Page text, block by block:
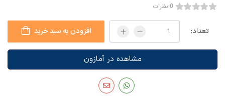
0 نظرات
تعداد: افزودن به سبد خرید
مشاهده در آمازون